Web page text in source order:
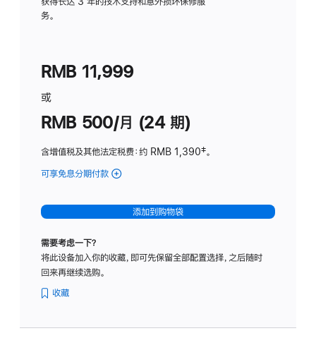
务。
RMB 11,999
或
RMB 500/月 (24 期)
含增值税及其他法定税费：约 RMB 1,390脚
‡。
可享免息分期付款 (Studio
-
标
璃
添加到购物袋
需要考虑一下？
将此设备加入你的收藏，即可先保留全部配置选择，之后随时
回来再继续选购。
收藏